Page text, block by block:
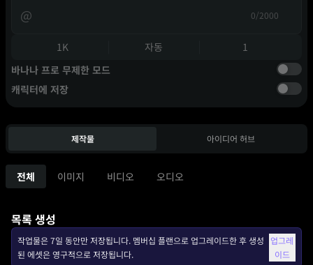
@ 0/2000
1K 자동
1
바나나 프로 무제한 모드
캐릭터에 저장
제작물 아이디어 허브
전체 이미지 비디오 오디오
목록 생성
작업물은 7일 동안만 저장됩니다. 멤버십 플랜으로 업그레이드한 후 생성
된 에셋은 영구적으로 저장됩니다.
업그레
이드